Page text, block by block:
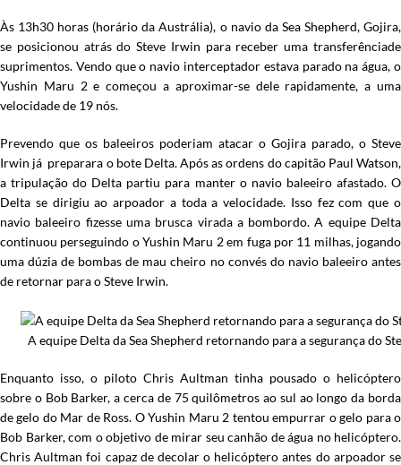
Às 13h30 horas (horário da Austrália), o navio da Sea Shepherd, Gojira,
se posicionou atrás do Steve Irwin para receber uma transferênciade
suprimentos. Vendo que o navio interceptador estava parado na água, o
Yushin Maru 2 e começou a aproximar-se dele rapidamente, a uma
velocidade de 19 nós.
Prevendo que os baleeiros poderiam atacar o Gojira parado, o Steve
Irwin já preparara o bote Delta. Após as ordens do capitão Paul Watson,
a tripulação do Delta partiu para manter o navio baleeiro afastado. O
Delta se dirigiu ao arpoador a toda a velocidade. Isso fez com que o
navio baleeiro fizesse uma brusca virada a bombordo. A equipe Delta
continuou perseguindo o Yushin Maru 2 em fuga por 11 milhas, jogando
uma dúzia de bombas de mau cheiro no convés do navio baleeiro antes
de retornar para o Steve Irwin.
A equipe Delta da Sea Shepherd retornando para a segurança do
Enquanto isso, o piloto Chris Aultman tinha pousado o helicóptero
sobre o Bob Barker, a cerca de 75 quilômetros ao sul ao longo da borda
de gelo do Mar de Ross. O Yushin Maru 2 tentou empurrar o gelo para o
Bob Barker, com o objetivo de mirar seu canhão de água no helicóptero.
Chris Aultman foi capaz de decolar o helicóptero antes do arpoador se